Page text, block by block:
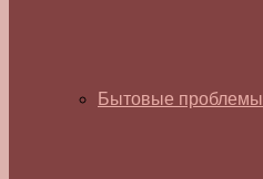
Бытовые проблемы